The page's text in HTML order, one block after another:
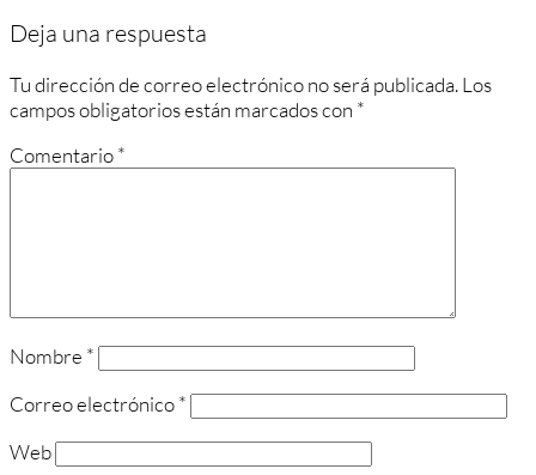
Deja una respuesta
Tu dirección de correo electrónico no será publicada.Los
campos obligatorios están marcados con *
Comentario*
Nombre *
Correo electrónico*
Web